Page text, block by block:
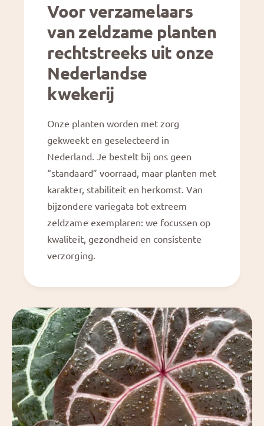
Voor verzamelaars
van zeldzame planten
rechtstreeks uit onze
Nederlandse
kwekerij
Onze planten worden met zorg
gekweekt en geselecteerd in
Nederland. Je bestelt bij ons geen
“standaard” voorraad, maar planten met
karakter, stabiliteit en herkomst. Van
bijzondere variegata tot extreem
zeldzame exemplaren: we focussen op
kwaliteit, gezondheid en consistente
verzorging.